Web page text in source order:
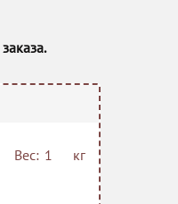
Вес: кг